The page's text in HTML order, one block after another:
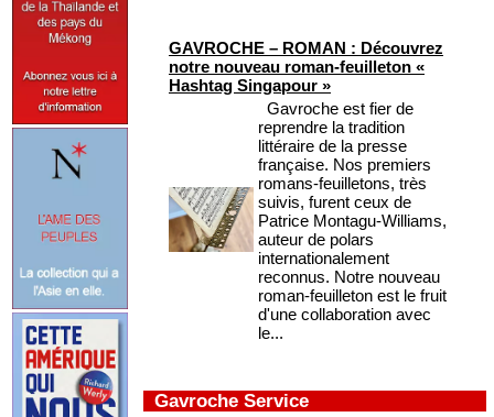
GAVROCHE – ROMAN : Découvrez
notre nouveau roman-feuilleton «
Hashtag Singapour »
Gavroche est fier de
reprendre la tradition
littéraire de la presse
française. Nos premiers
romans-feuilletons, très
suivis, furent ceux de
Patrice Montagu-Williams,
auteur de polars
internationalement
reconnus. Notre nouveau
roman-feuilleton est le fruit
d'une collaboration avec
le...
Gavroche Service